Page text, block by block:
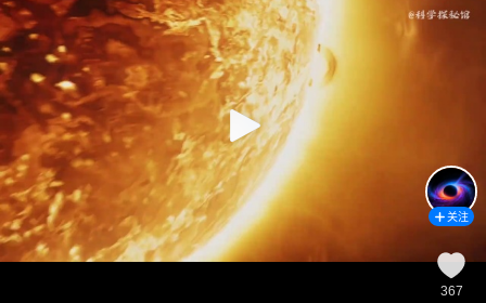
关注
367